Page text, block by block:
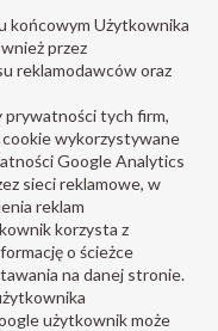
końcowym Użytkownika
przez
reklamodawców oraz
prywatności tych firm,
cookie wykorzystywane
Google Analytics
sieci reklamowe, w
reklam
korzysta z
o ścieżce
na danej stronie.
użytkownik może